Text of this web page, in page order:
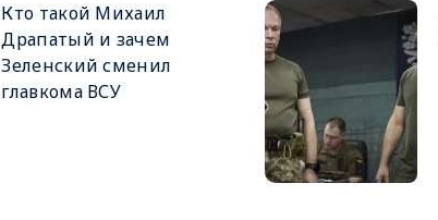
Кто такой Михаил
Драпатый и зачем
Зеленский сменил
главкома ВСУ